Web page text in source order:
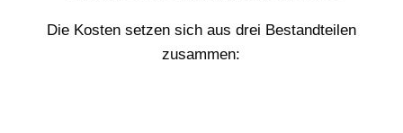
Die Kosten setzen sich aus drei Bestandteilen
zusammen: